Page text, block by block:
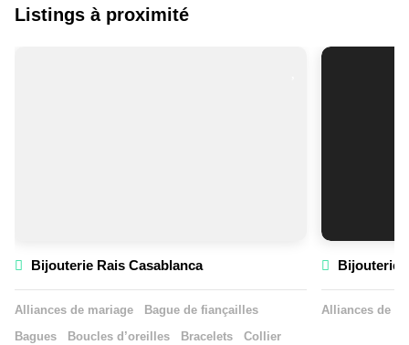
Listings à proximité
Bijouterie Rais Casablanca
Alliances de mariage
Bague de fiançailles
Bagues
Boucles d’oreilles Bracelets Collier
Bijouterie
Alliances de